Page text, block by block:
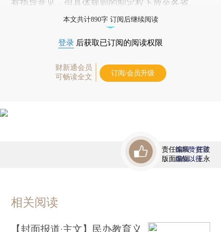
有指导意见，但具体规则的制定权下放至各省。
本文共计890字 订阅后继续阅读
登录 后获取已订阅的阅读权限
财新通会员
可畅读全文
订阅/会员升级
责任编辑：任波
版面编辑：王永
首席赞赏官
虚位以待
相关阅读
【封面报道·主文】民办教育义